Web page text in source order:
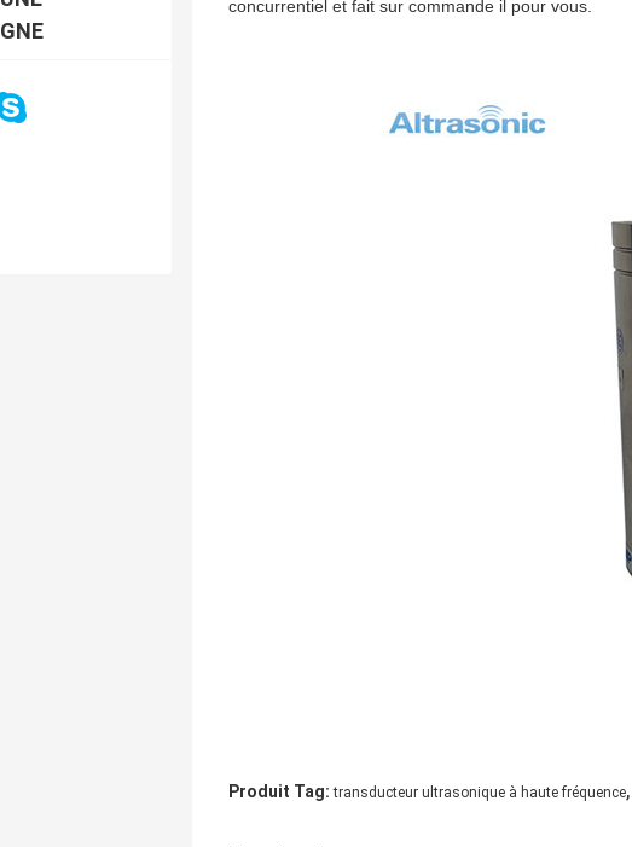
concurrentiel et fait sur commande il pour vous.
Produit Tag: transducteur ultrasonique à haute fréquence,